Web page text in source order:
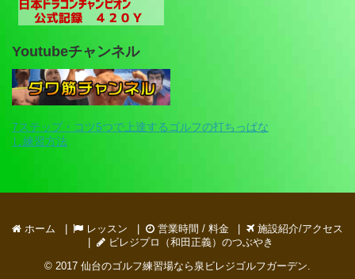
Youtubeチャンネル
7ステップ・コツ5つで上達するゴルフの打ちっぱな
し練習方法
ホーム レッスン 営業時間 / 料金
施設紹介/アクセス
ビレジプロ（和田正義）のつぶやき
© 2017 仙台のゴルフ練習場なら泉ビレジゴルフガーデン